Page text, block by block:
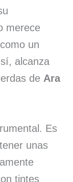
merece
un
alcanza
de Ara
Es
unas
tintes